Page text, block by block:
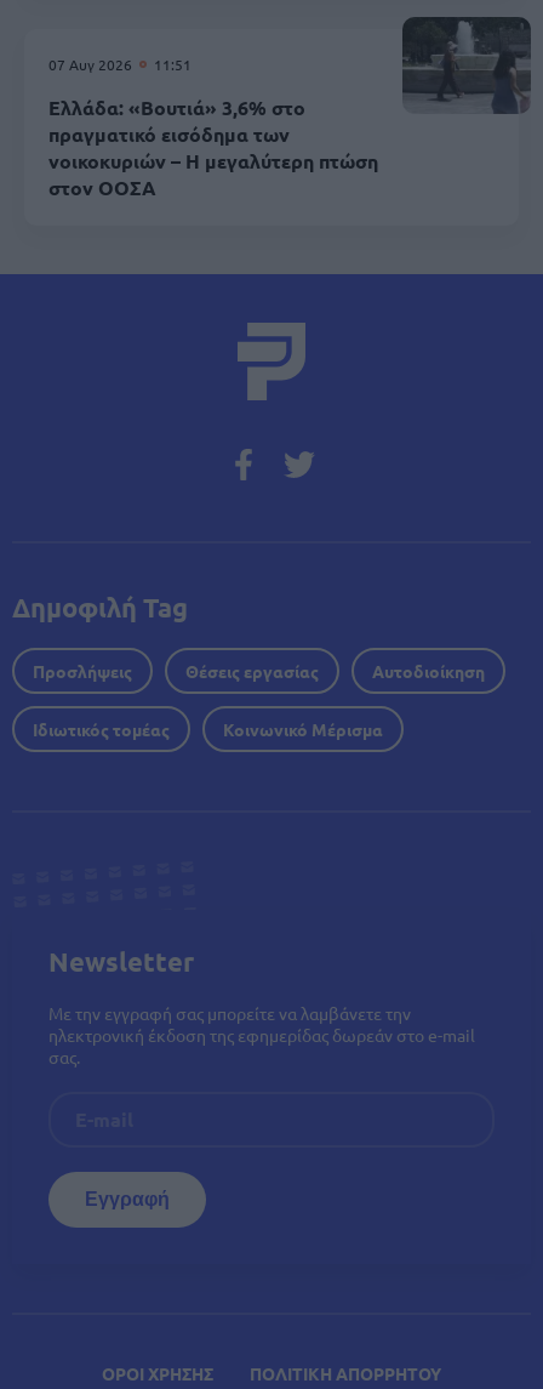
07 Αυγ 2026 11:51
Ελλάδα: «Βουτιά» 3,6% στο
πραγματικό εισόδημα των
νοικοκυριών – Η μεγαλύτερη πτώση
στον ΟΟΣΑ
ΟΡΟΙ ΧΡΗΣΗΣ ΠΟΛΙΤΙΚΗ ΑΠΟΡΡΗΤΟΥ
Δημοφιλή Tag
Προσλήψεις Θέσεις εργασίας Αυτοδιοίκηση
Ιδιωτικός τομέας Κοινωνικό Μέρισμα
Newsletter
Με την εγγραφή σας μπορείτε να λαμβάνετε την
ηλεκτρονική έκδοση της εφημερίδας δωρεάν στο e-mail
σας.